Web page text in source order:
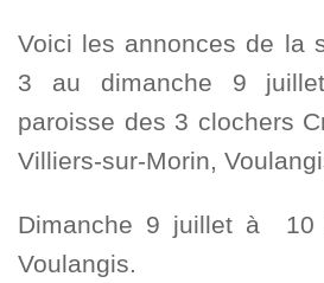
Voici les annonces de la
3 au dimanche 9
paroisse des 3 clochers
Villiers-sur-Morin,
Dimanche 9 juillet à 10
Voulangis.